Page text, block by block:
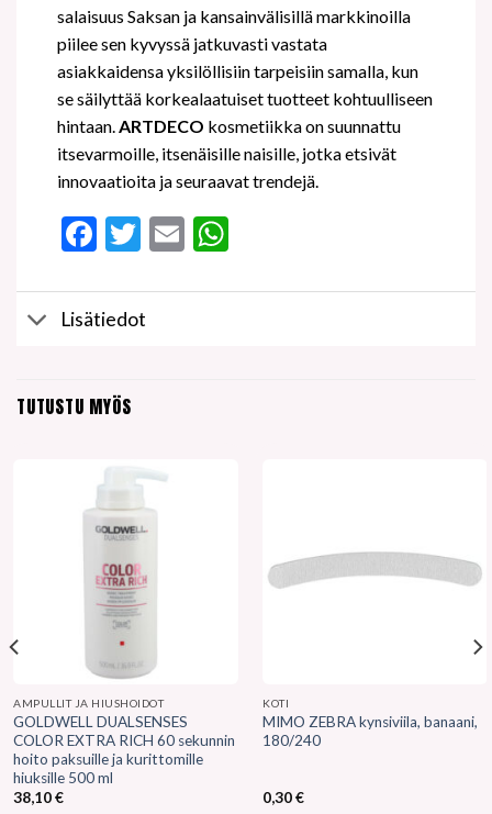
salaisuus Saksan ja kansainvälisillä markkinoilla
piilee sen kyvyssä jatkuvasti vastata
asiakkaidensa yksilöllisiin tarpeisiin samalla, kun
se säilyttää korkealaatuiset tuotteet kohtuulliseen
hintaan. ARTDECO kosmetiikka on suunnattu
itsevarmoille, itsenäisille naisille, jotka etsivät
innovaatioita ja seuraavat trendejä.
Facebook
Twitter
EmailWhatsApp
Lisätiedot
TUTUSTU MYÖS
AMPULLIT JA HIUSHOIDOT
GOLDWELL DUALSENSES
COLOR EXTRA RICH 60 sekunnin
hoito paksuille ja kurittomille
hiuksille 500 ml
38,10€
KOTI
MIMO ZEBRA kynsiviila, banaani,
180/240
0,30€